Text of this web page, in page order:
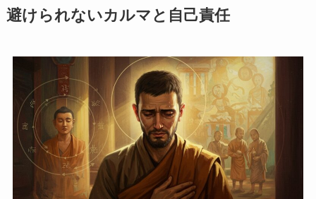
避けられないカルマと自己責任